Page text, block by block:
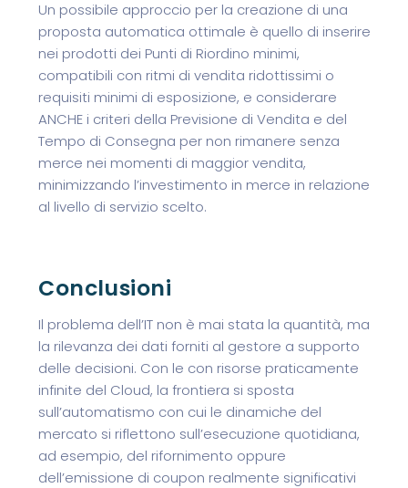
Un possibile approccio per la creazione di una
proposta automatica ottimale è quello di inserire
nei prodotti dei Punti di Riordino minimi,
compatibili con ritmi di vendita ridottissimi o
requisiti minimi di esposizione, e considerare
ANCHE i criteri della Previsione di Vendita e del
Tempo di Consegna per non rimanere senza
merce nei momenti di maggior vendita,
minimizzando l’investimento in merce in relazione
al livello di servizio scelto.
Conclusioni
Il problema dell’IT non è mai stata la quantità, ma
la rilevanza dei dati forniti al gestore a supporto
delle decisioni. Con le con risorse praticamente
infinite del Cloud, la frontiera si sposta
sull’automatismo con cui le dinamiche del
mercato si riflettono sull’esecuzione quotidiana,
ad esempio, del rifornimento oppure
dell’emissione di coupon realmente significativi